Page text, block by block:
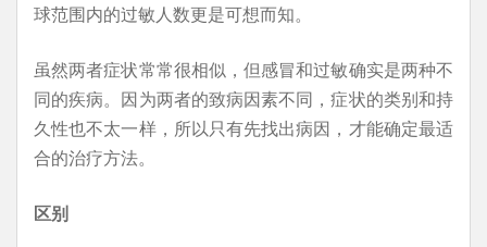
球范围内的过敏人数更是可想而知。
虽然两者症状常常很相似，但感冒和过敏确实是两种不
同的疾病。因为两者的致病因素不同，症状的类别和持
久性也不太一样，所以只有先找出病因，才能确定最适
合的治疗方法。
区别